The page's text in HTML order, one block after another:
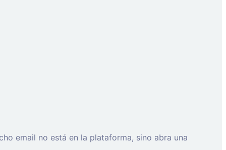
email no está en la plataforma, sino abra una